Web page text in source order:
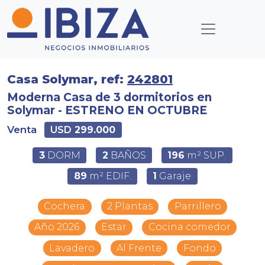
Casa Solymar, ref: 242801
Moderna Casa de 3 dormitorios en
Solymar - ESTRENO EN OCTUBRE
Venta USD 299.000
3DORM 2 BAÑOS 196 m² SUP.
89 m² EDIF. 1 Garaje
Cochera 2 Plantas
Parrillero
Año 2026
Estar
Cocina comedor
Lavadero
Al Frente
Fondo